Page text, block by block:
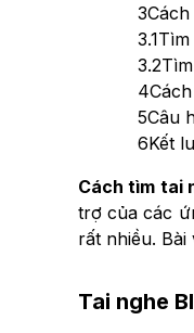
3
3.1Tìm
3.2
4
5Câu
6Kết
Cách tìm tai
trợ của các
rất nhiều.
Tai nghe